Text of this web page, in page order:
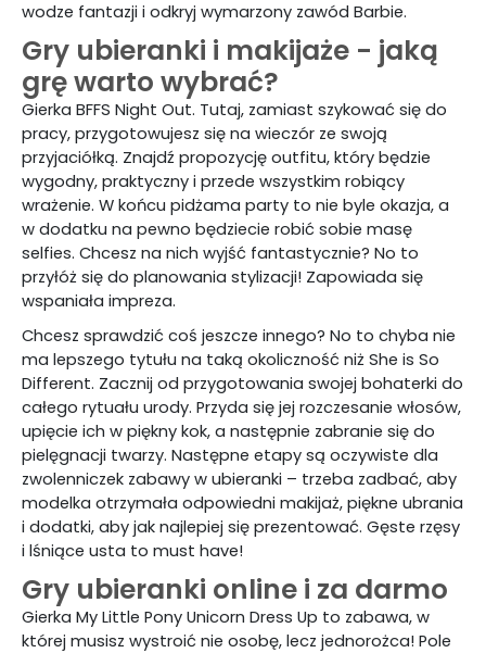
wodze fantazji i odkryj wymarzony zawód Barbie.
Gry ubieranki i makijaże - jaką
grę warto wybrać?
Gierka BFFS Night Out. Tutaj, zamiast szykować się do
pracy, przygotowujesz się na wieczór ze swoją
przyjaciółką. Znajdź propozycję outfitu, który będzie
wygodny, praktyczny i przede wszystkim robiący
wrażenie. W końcu pidżama party to nie byle okazja, a
w dodatku na pewno będziecie robić sobie masę
selfies. Chcesz na nich wyjść fantastycznie? No to
przyłóż się do planowania stylizacji! Zapowiada się
wspaniała impreza.
Chcesz sprawdzić coś jeszcze innego? No to chyba nie
ma lepszego tytułu na taką okoliczność niż She is So
Different. Zacznij od przygotowania swojej bohaterki do
całego rytuału urody. Przyda się jej rozczesanie włosów,
upięcie ich w piękny kok, a następnie zabranie się do
pielęgnacji twarzy. Następne etapy są oczywiste dla
zwolenniczek zabawy w ubieranki – trzeba zadbać, aby
modelka otrzymała odpowiedni makijaż, piękne ubrania
i dodatki, aby jak najlepiej się prezentować. Gęste rzęsy
i lśniące usta to must have!
Gry ubieranki online i za darmo
Gierka My Little Pony Unicorn Dress Up to zabawa, w
której musisz wystroić nie osobę, lecz jednorożca! Pole